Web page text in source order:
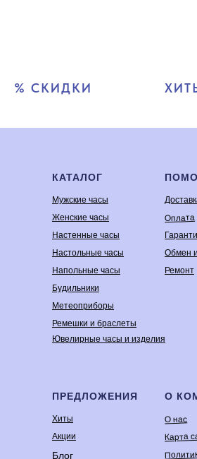
% СКИДКИ
КАТАЛОГ
Мужские часы
Женские часы
Настенные часы
Настольные часы
Напольные часы
Будильники
Метеоприборы
Ремешки и браслеты
Ювелирные часы и изделия
ПРЕДЛОЖЕНИЯ
Хиты
Акции
Блог
Оплата
Обмен
Ремонт
О
О нас
Карта